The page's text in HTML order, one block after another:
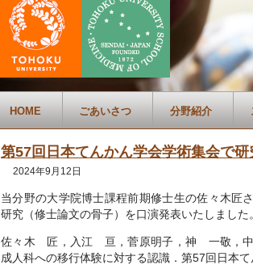
HOME ごあいさつ 分野紹介
第57回日本てんかん学会学術集会で
2024年9月12日
当分野の大学院博士課程前期修士生の佐々木匠
研究（修士論文の骨子）を口演発表いたしました。
佐々木 匠，入江 亘，菅原明子，神 一敬，
成人科への移行体験に対する認識．第57回日本